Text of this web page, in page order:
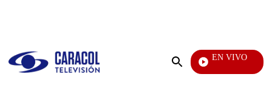
Enviar
EN VIVO